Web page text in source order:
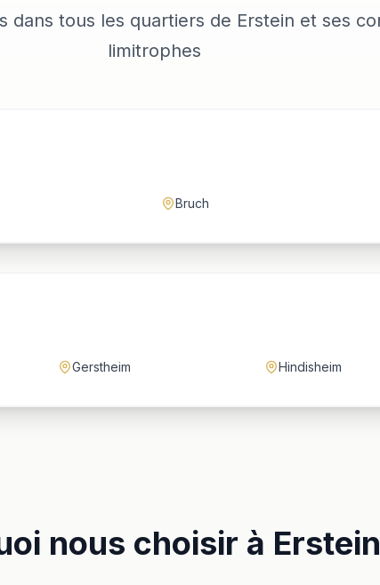
dans tous les quartiers de Erstein et ses
limitrophes
Bruch
Gerstheim Hindisheim
nous choisir à